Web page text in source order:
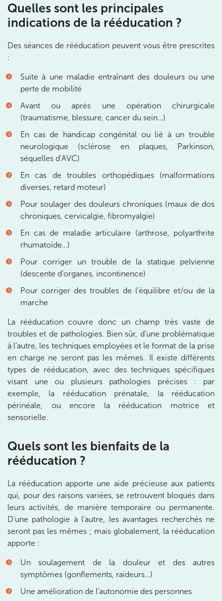
Quelles sont les principales
indications de la rééducation ?
Des séances de rééducation peuvent vous être prescrites
:
Suite à une maladie entraînant des douleurs ou une
perte de mobilité
Avant ou après une opération chirurgicale
(traumatisme, blessure, cancer du sein…)
En cas de handicap congénital ou lié à un trouble
neurologique (sclérose en plaques, Parkinson,
séquelles d’AVC)
En cas de troubles orthopédiques (malformations
diverses, retard moteur)
Pour soulager des douleurs chroniques (maux de dos
chroniques, cervicalgie, fibromyalgie)
En cas de maladie articulaire (arthrose, polyarthrite
rhumatoïde…)
Pour corriger un trouble de la statique pelvienne
(descente d’organes, incontinence)
Pour corriger des troubles de l’équilibre et/ou de la
marche
La rééducation couvre donc un champ très vaste de
troubles et de pathologies. Bien sûr, d’une problématique
à l’autre, les techniques employées et le format de la prise
en charge ne seront pas les mêmes. Il existe différents
types de rééducation, avec des techniques spécifiques
visant une ou plusieurs pathologies précises : par
exemple, la rééducation prénatale, la rééducation
périnéale, ou encore la rééducation motrice et
sensorielle.
Quels sont les bienfaits de la
rééducation ?
La rééducation apporte une aide précieuse aux patients
qui, pour des raisons variées, se retrouvent bloqués dans
leurs activités, de manière temporaire ou permanente.
D’une pathologie à l’autre, les avantages recherchés ne
seront pas les mêmes ; mais globalement, la rééducation
apporte :
Un soulagement de la douleur et des autres
symptômes (gonflements, raideurs…)
Une amélioration de l’autonomie des personnes
Prenez RDV sur
Prenez RDV sur
10 Rue Roubo 75011 Paris
10 Rue Roubo 75011 Paris
01 83 96 48 65
Prenez RDV sur
Prenez RDV sur
IK VANVES
5 Rue Monge 92170 Vanves
5 Rue Monge 92170 Vanves
01 46 44 33 92
Prenez RDV sur
Prenez RDV sur
IK SAINT-GERMAIN
199 Bd Saint-Germain 75007 Paris
01 43 25 10 20
Prenez RDV sur
Prenez RDV sur
IK BOIS COLOMBES
1 Rue Mertens 92600 Bois-Colombes
1 Rue Mertens 92600 Bois-Colombes
28 Rue Velpeau 92160 Antony
28 Rue Velpeau 92160 Antony
01 76 21 71 41
Prenez RDV sur
Prenez RDV sur
KOSS PARIS 8
74 Bd Haussmann 75008 Paris